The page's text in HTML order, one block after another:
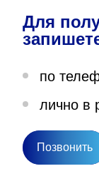
О нас
Направления
Для
по
лично в
Позвонить